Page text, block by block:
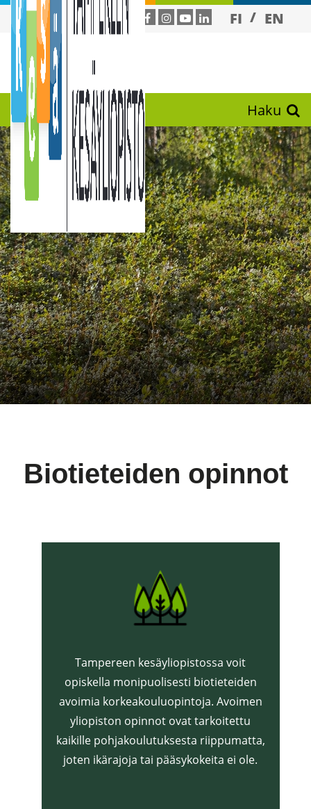
FI EN
Haku
Biotieteiden opinnot
Tampereen kesäyliopistossa voit
opiskella monipuolisesti biotieteiden
avoimia korkeakouluopintoja. Avoimen
yliopiston opinnot ovat tarkoitettu
kaikille pohjakoulutuksesta riippumatta,
joten ikärajoja tai pääsykokeita ei ole.